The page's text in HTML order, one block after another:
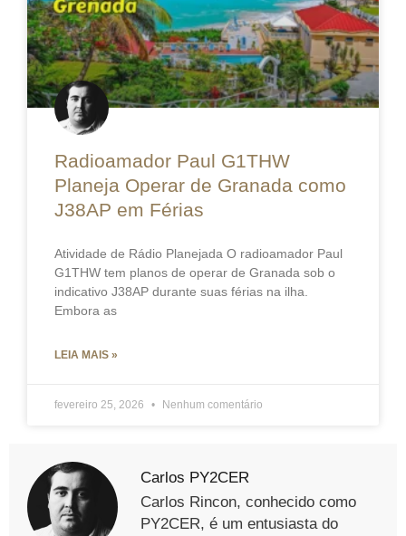
Radioamador Paul G1THW
Planeja Operar de Granada como
J38AP em Férias
Atividade de Rádio Planejada O radioamador Paul
G1THW tem planos de operar de Granada sob o
indicativo J38AP durante suas férias na ilha.
Embora as
LEIA MAIS »
fevereiro 25, 2026 Nenhum comentário
Carlos PY2CER
Carlos Rincon, conhecido como
PY2CER, é um entusiasta do